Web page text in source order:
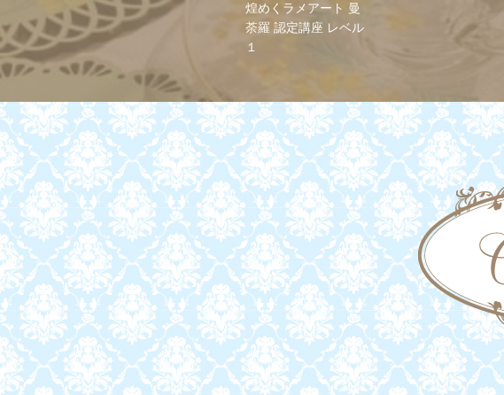
煌めくラメアート 曼
荼羅 認定講座 レベル
１